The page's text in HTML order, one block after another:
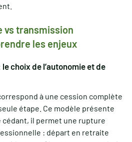
vs transmission
les enjeux
choix de l’autonomie et de
à une cession complète
étape. Ce modèle présente
il permet une rupture
: départ en retraite